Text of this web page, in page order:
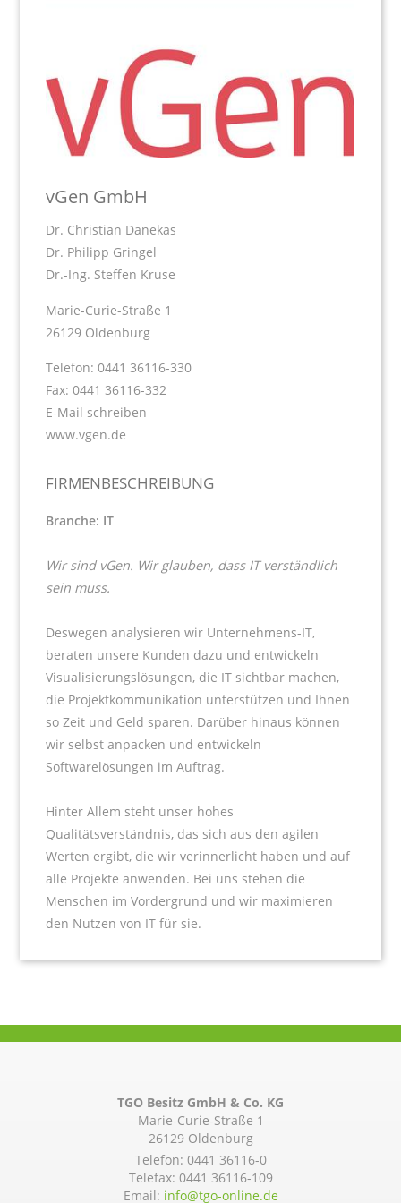
vGen GmbH
Dr. Christian Dänekas
Dr. Philipp Gringel
Dr.-Ing. Steffen Kruse
Marie-Curie-Straße 1
26129 Oldenburg
Telefon: 0441 36116-330
Fax: 0441 36116-332
E-Mail schreiben
www.vgen.de
FIRMENBESCHREIBUNG
Branche: IT
Wir sind vGen. Wir glauben, dass IT verständlich
sein muss.
Deswegen analysieren wir Unternehmens-IT,
beraten unsere Kunden dazu und entwickeln
Visualisierungslösungen, die IT sichtbar machen,
die Projektkommunikation unterstützen und Ihnen
so Zeit und Geld sparen. Darüber hinaus können
wir selbst anpacken und entwickeln
Softwarelösungen im Auftrag.
Hinter Allem steht unser hohes
Qualitätsverständnis, das sich aus den agilen
Werten ergibt, die wir verinnerlicht haben und auf
alle Projekte anwenden. Bei uns stehen die
Menschen im Vordergrund und wir maximieren
den Nutzen von IT für sie.
TGO Besitz GmbH & Co. KG
Marie-Curie-Straße 1
26129 Oldenburg
Telefon: 0441 36116-0
Telefax: 0441 36116-109
Email: info@­tgo-online.de